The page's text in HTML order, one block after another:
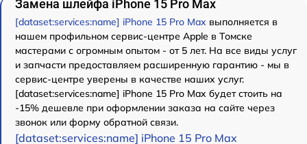
Замена шлейфа iPhone 15 Pro Max
[dataset:services:name] iPhone 15 Pro Max выполняется в
нашем профильном сервис-центре Apple в Томске
мастерами с огромным опытом - от 5 лет. На все виды услуг
и запчасти предоставляем расширенную гарантию - мы в
сервис-центре уверены в качестве наших услуг.
[dataset:services:name] iPhone 15 Pro Max будет стоить на
-15% дешевле при оформлении заказа на сайте через
звонок или форму обратной связи.
[dataset:services:name] iPhone 15 Pro Max